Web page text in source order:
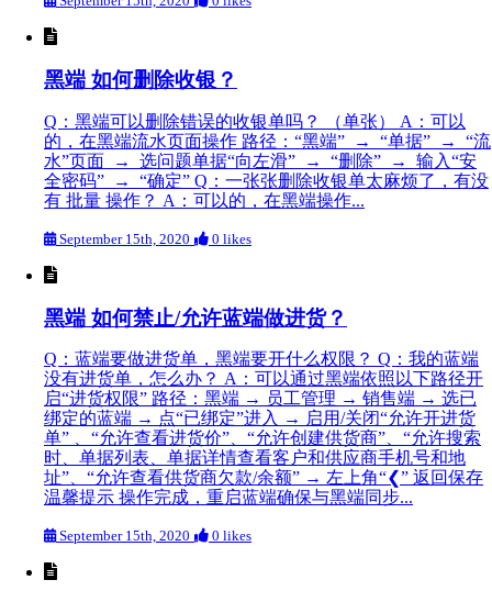
黑端 如何删除收银？
Q：黑端可以删除错误的收银单吗？ （单张） A：可以
的，在黑端流水页面操作 路径：“黑端” → “单据” → “流
水”页面 → 选问题单据“向左滑” → “删除” → 输入“安
全密码” → “确定” Q：一张张删除收银单太麻烦了，有没
有 批量 操作？ A：可以的，在黑端操作...
September 15th, 2020 0 likes
黑端 如何禁止/允许蓝端做进货？
Q：蓝端要做进货单，黑端要开什么权限？ Q：我的蓝端
没有进货单，怎么办？ A：可以通过黑端依照以下路径开
启“进货权限” 路径：黑端 → 员工管理 → 销售端 → 选已
绑定的蓝端 → 点“已绑定”进入 → 启用/关闭“允许开进货
单” 、“允许查看进货价”、“允许创建供货商”、“允许搜索
时、单据列表、单据详情查看客户和供应商手机号和地
址”、“允许查看供货商欠款/余额” → 左上角“❮” 返回保存
温馨提示 操作完成，重启蓝端确保与黑端同步...
September 15th, 2020 0 likes